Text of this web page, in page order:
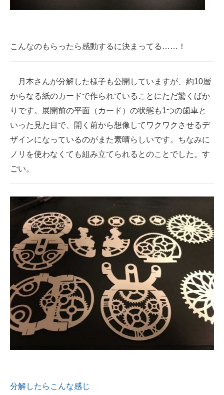
こんなのもらったら感動するに決まってる……！
月本さんが分解した様子も公開していますが、約10層
からなる紙のカードで作られていることにただ驚くばか
りです。展開前の平面（カード）の状態も1つの歯車と
いった見た目で、開く前から想像してワクワクさせるデ
ザインになっているのがまた素晴らしいです。ちなみに
ノリを使わなくても組み立てられるとのことでした。す
ごい。
分解したらこんな感じ